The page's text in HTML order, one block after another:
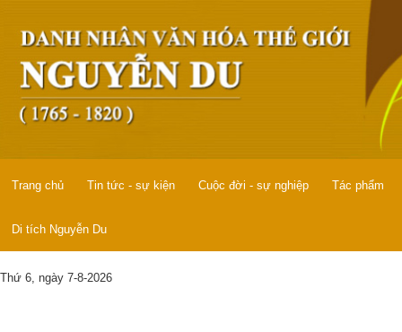
Trang chủ Tin tức - sự kiện Cuộc đời - sự nghiệp Tác phẩm
Di tích Nguyễn Du
Thứ 6, ngày 7-8-2026